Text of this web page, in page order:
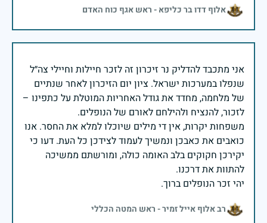
אלוף דדו בר כליפא - ראש אגף כוח האדם
אני מתכבד להדליק נר זיכרון זה לזכר חיילות וחיילי צה״ל
שנפלו במערכות ישראל. ציון יום הזיכרון לאחר שנתיים
של מלחמה, מחדד את גודל האחריות המוטלת על כתפינו –
משפחות יקרות, אין די מילים שיוכלו למלא את החסר. אנו
כואבים את כאבכן ונמשיך לעמוד לצידכן כל העת. דעו כי
יקירכן חקוקים בלב האומה כולה, ומורשתם ממשיכה
יהי זכר הנופלים ברוך.
רב אלוף אייל זמיר - ראש המטה הכללי